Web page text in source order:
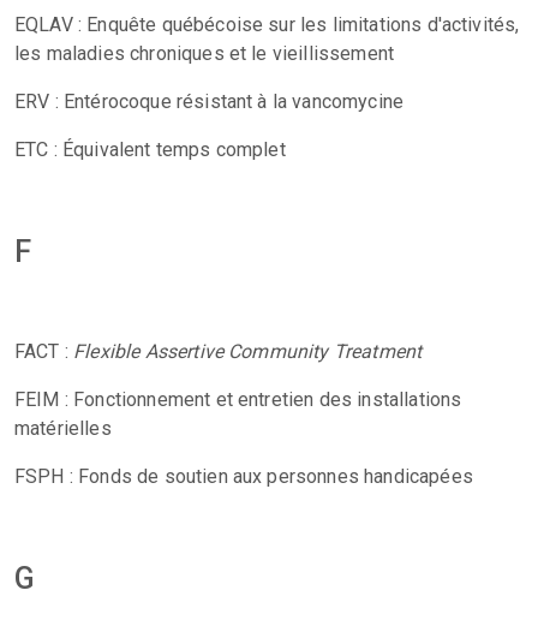
EQLAV : Enquête québécoise sur les limitations d'activités,
les maladies chroniques et le vieillissement
ERV : Entérocoque résistant à la vancomycine
ETC : Équivalent temps complet
F
FACT : Flexible Assertive Community Treatment
FEIM : Fonctionnement et entretien des installations
matérielles
FSPH : Fonds de soutien aux personnes handicapées
G